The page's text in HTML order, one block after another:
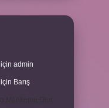
için admin
için Barış